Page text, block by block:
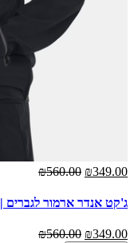
₪349.00
₪560.00
ג'קט אנדר ארמור לגברים | UA Project Rock Unstoppable Jacket
₪349.00
₪560.00